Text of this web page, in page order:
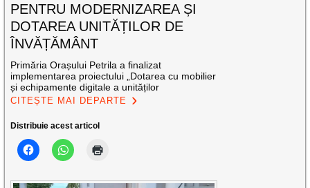
PENTRU MODERNIZAREA ȘI
DOTAREA UNITĂȚILOR DE
ÎNVĂȚĂMÂNT
Primăria Orașului Petrila a finalizat
implementarea proiectului „Dotarea cu mobilier
și echipamente digitale a unităților
CITEȘTE MAI DEPARTE
Distribuie acest articol